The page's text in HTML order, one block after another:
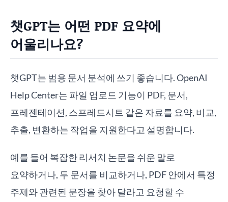
챗GPT는 어떤 PDF 요약에
어울리나요?
챗GPT는 범용 문서 분석에 쓰기 좋습니다. OpenAI
Help Center는 파일 업로드 기능이 PDF, 문서,
프레젠테이션, 스프레드시트 같은 자료를 요약, 비교,
추출, 변환하는 작업을 지원한다고 설명합니다.
예를 들어 복잡한 리서치 논문을 쉬운 말로
요약하거나, 두 문서를 비교하거나, PDF 안에서 특정
주제와 관련된 문장을 찾아 달라고 요청할 수